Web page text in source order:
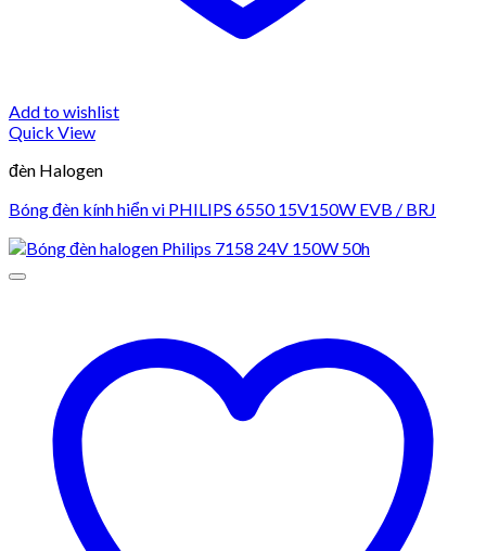
Add to wishlist
Quick View
đèn Halogen
Bóng đèn kính hiển vi PHILIPS 6550 15V150W EVB / BRJ